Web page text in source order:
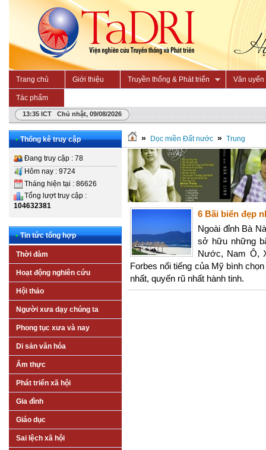
Trang chủ Giới thiệu Truyền thống & Phát triển Văn uyển
Tác phẩm
13:35 ICT Chủ nhật, 09/08/2026
• Thống kê truy cập
Đang truy cập : 78
Hôm nay : 9724
Tháng hiện tại : 86626
Tổng lượt truy cập :
104632381
• Tin tức tổng hợp
Thời đàm
Hoạt động nghiên cứu
Hội thảo
Người xưa dạy chúng ta
Phong tục xưa và nay
Di sản văn hóa
Ẩm thực
Phát triển xã hội
Gia đình
Giáo dục
Sai lệch xã hội
» Dọc miền Đất nước » Trung
6 Bãi biển đẹp
Ngoài đỉnh Bà
sở hữu những
Nước, Nam Ô,
Forbes nổi tiếng của Mỹ bình
nhất, quyến rũ nhất hành tinh.